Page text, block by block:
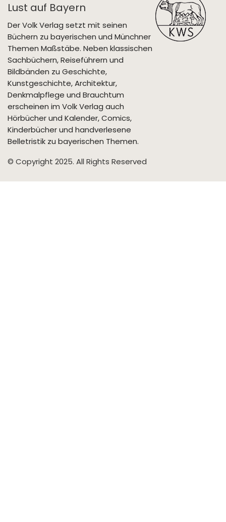
Lust auf Bayern
Der Volk Verlag setzt mit seinen
Büchern zu bayerischen und Münchner
Themen Maßstäbe. Neben klassischen
Sachbüchern, Reiseführern und
Bildbänden zu Geschichte,
Kunstgeschichte, Architektur,
Denkmalpflege und Brauchtum
erscheinen im Volk Verlag auch
Hörbücher und Kalender, Comics,
Kinderbücher und handverlesene
Belletristik zu bayerischen Themen.
© Copyright 2025. All Rights Reserved